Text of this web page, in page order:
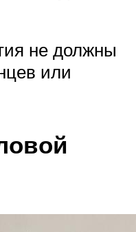
не должны
или